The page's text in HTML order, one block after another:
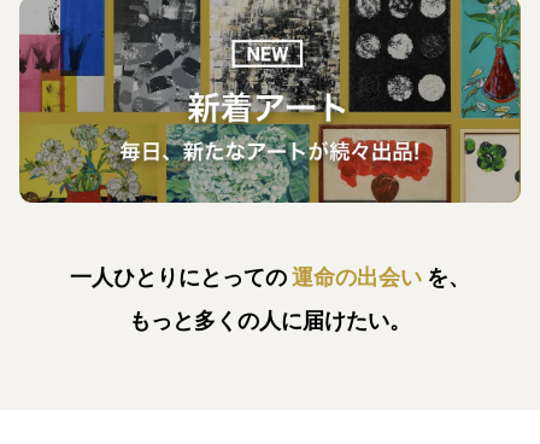
一人ひとりにとっての運命の出会い を、
もっと多くの人に届けたい。